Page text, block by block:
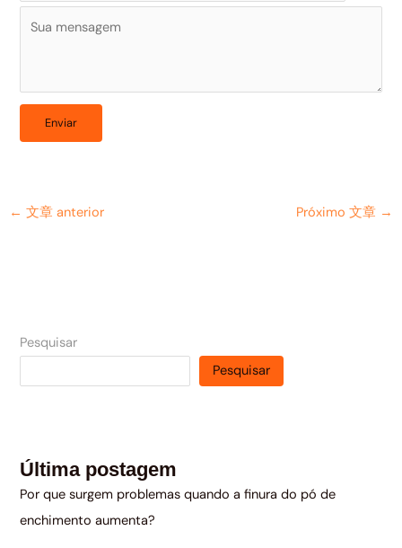
Pesquisar
Pesquisar
Última postagem
Por que surgem problemas quando a finura do pó de
enchimento aumenta?
← 文章 anterior Próximo 文章 →